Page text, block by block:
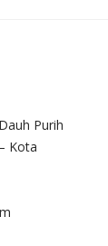
Purih
Kota